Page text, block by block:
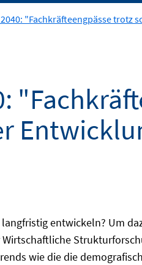
"Fachkräfteengpässe trotz
entwickeln? Um
wie die die